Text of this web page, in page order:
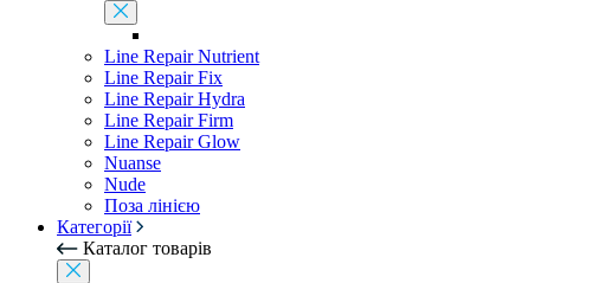
Line Repair Nutrient
Line Repair Fix
Line Repair Hydra
Line Repair Firm
Line Repair Glow
Nuanse
Nude
Поза лінією
Категорії
Каталог товарів